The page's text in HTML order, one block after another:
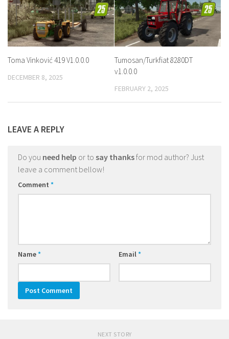
Toma Vinković 419 V1.0.0.0
DECEMBER 8, 2025
Tumosan/Turkfiat 8280DT
v1.0.0.0
FEBRUARY 2, 2025
LEAVE A REPLY
Do you need help or to say thanksfor mod author? Just
leave a comment bellow!
Comment *
Name* Email*
NEXT STORY